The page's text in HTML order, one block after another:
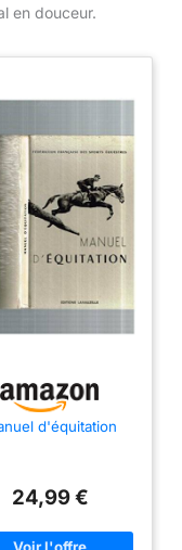
en douceur.
d'équitation
24,99 €